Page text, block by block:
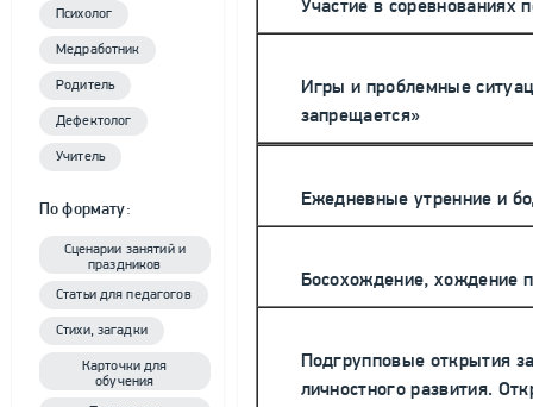
Психолог
Медработник
Родитель
Дефектолог
Учитель
По формату:
Сценарии занятий и
праздников
Статьи для педагогов
Стихи, загадки
Карточки для
обучения
Участие в соревнованиях
Игры и проблемные
запрещается»
Ежедневные утренние и
Босохождение, хождение
Подгрупповые открытия
личностного развития.